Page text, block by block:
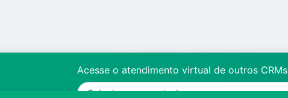
Acesse o atendimento virtual de outros CRMs